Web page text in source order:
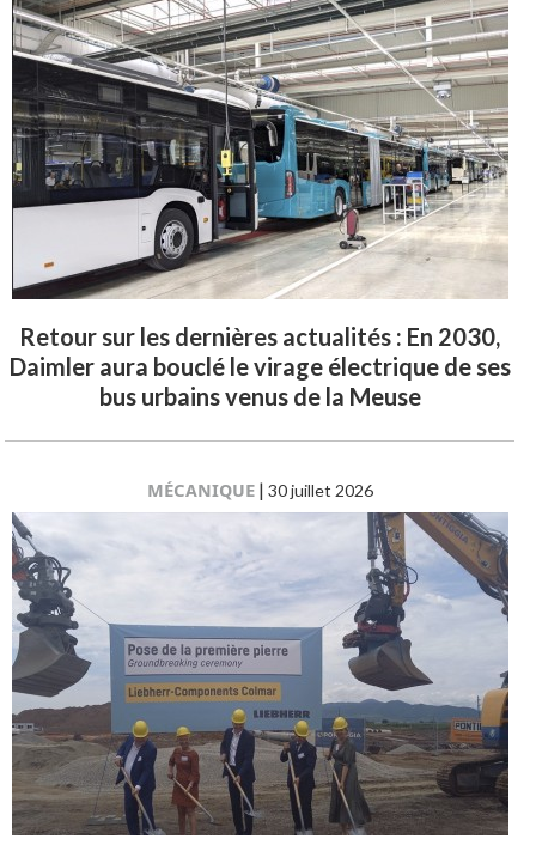
Retour sur les dernières actualités : En 2030,
Daimler aura bouclé le virage électrique de ses
bus urbains venus de la Meuse
MÉCANIQUE| 30 juillet 2026